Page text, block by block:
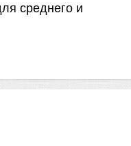
среднего и